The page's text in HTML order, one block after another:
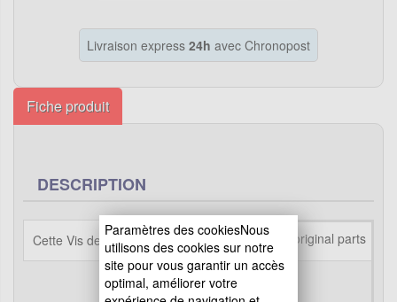
Livraison express 24h avec Chronopost
Fiche produit
DESCRIPTION
Cette Vis de carénage M6x16
Paramètres des cookiesNous
utilisons des cookies sur notre
site pour vous garantir un accès
optimal, améliorer votre